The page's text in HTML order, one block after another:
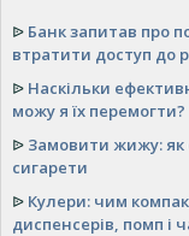
ᐉ Банк запитав про
втратити доступ до
ᐉ Наскільки
можу я їх перемогти?
ᐉ Замовити жижу: як
сигарети
ᐉ Кулери: чим
диспенсерів, помп і